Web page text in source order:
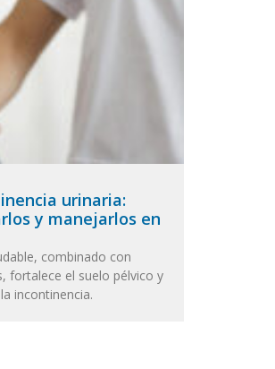
urinaria:
y manejarlos en
combinado con
fortalece el suelo pélvico y
incontinencia.